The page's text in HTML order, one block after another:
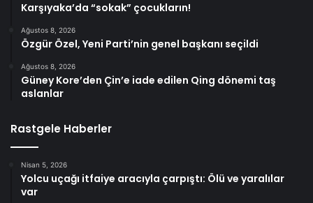
Karşıyaka’da “sokak” çocukların!
Ağustos 8, 2026
Özgür Özel, Yeni Parti’nin genel başkanı seçildi
Ağustos 8, 2026
Güney Kore’den Çin’e iade edilen Qing dönemi taş
aslanlar
Rastgele Haberler
Nisan 5, 2026
Yolcu uçağı itfaiye aracıyla çarpıştı: Ölü ve yaralılar
var